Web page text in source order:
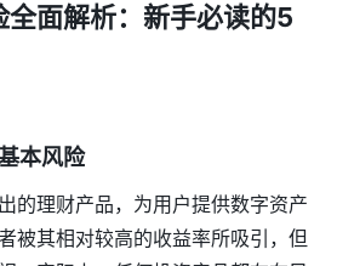
全面解析：新手必读的5
本风险
的理财产品，为用户提供数字资产
被其相对较高的收益率所吸引，但